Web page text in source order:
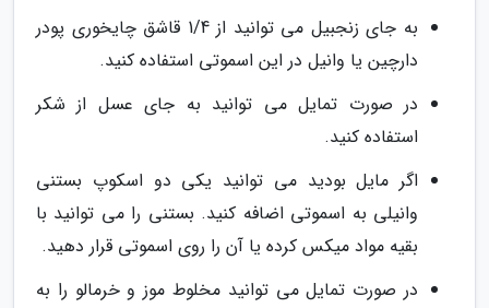
به جای زنجبیل می توانید از 1/4 قاشق چایخوری پودر
دارچین یا وانیل در این اسموتی استفاده کنید.
در صورت تمایل می توانید به جای عسل از شکر
استفاده کنید.
اگر مایل بودید می توانید یکی دو اسکوپ بستنی
وانیلی به اسموتی اضافه کنید. بستنی را می توانید با
بقیه مواد میکس کرده یا آن را روی اسموتی قرار دهید.
در صورت تمایل می توانید مخلوط موز و خرمالو را به